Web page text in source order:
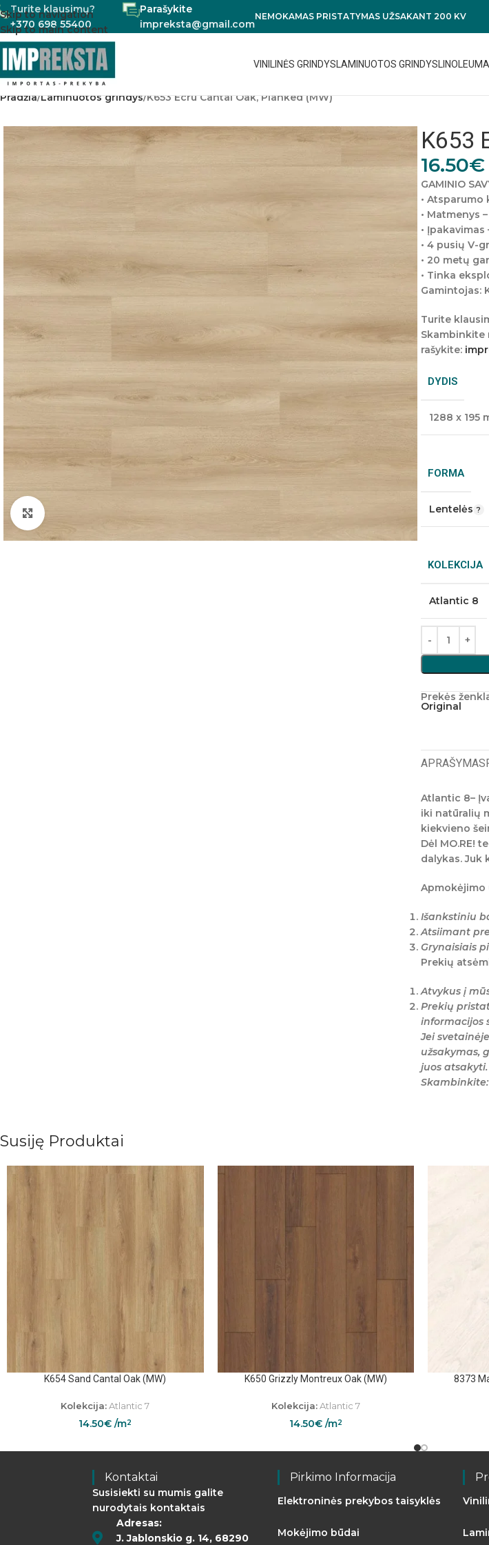
Skip to navigation
Skip to main content
Turite klausimų?
+370 698 55400
Parašykite
impreksta@gmail.com
NEMOKAMAS PRISTATYMAS UŽSAKANT 200 KV
VINILINĖS GRINDYS LAMINUOTOS GRINDYS
Pradžia Laminuotos grindys K653 Ecru Cantal Oak, Planked (MW)
K653
16.50€
GAMINIO
• Atsparumo
• Matmenys
• Įpakavimas
• 4 pusių V-
• 20 metų
• Tinka
Gamintojas:
Turite
Skambinkite
rašykite:
DYDIS
1288 x 195
FORMA
Lentelės
KOLEKCIJA
Atlantic 8
Prekės
Original
APRAŠYMAS
Atlantic 8–
iki natūralių
kiekvieno
Dėl MO.RE!
dalykas. Juk
Apmokėjimo
Išankstiniu
Atsiimant
Grynaisiais
Prekių
Atvykus į
Prekių
informacijos
Jei
užsakymas,
juos atsakyti.
Skambinkite:
Susiję Produktai
K654 Sand Cantal Oak (MW)
Kolekcija:Atlantic 7
14.50€ /m2
K650 Grizzly Montreux Oak (MW)
Kolekcija:Atlantic 7
14.50€/m2
8373
Kontaktai
Susisiekti su mumis galite
nurodytais kontaktais
Adresas:
J. Jablonskio g. 14, 68290
Pirkimo Informacija
Elektroninės prekybos taisyklės
Mokėjimo būdai